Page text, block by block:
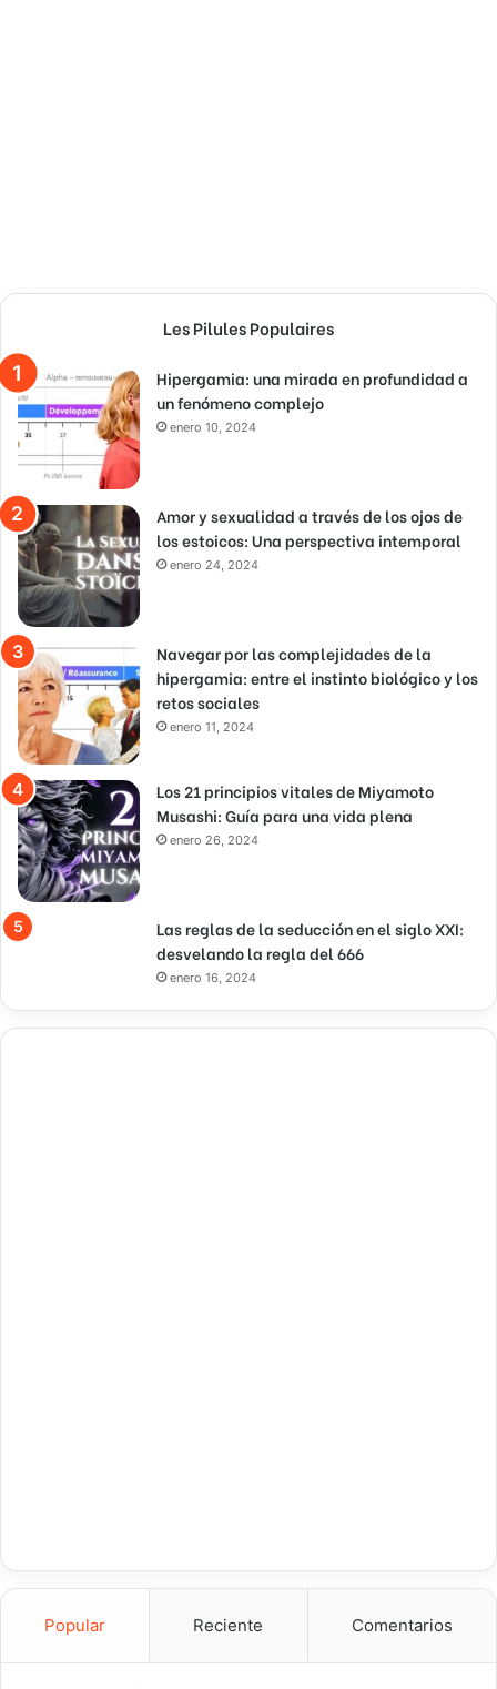
Les Pilules Populaires
Hipergamia: una mirada en profundidad a
un fenómeno complejo
enero 10, 2024
Amor y sexualidad a través de los ojos de
los estoicos: Una perspectiva intemporal
enero 24, 2024
Navegar por las complejidades de la
hipergamia: entre el instinto biológico y los
retos sociales
enero 11, 2024
Los 21 principios vitales de Miyamoto
Musashi: Guía para una vida plena
enero 26, 2024
Las reglas de la seducción en el siglo XXI:
desvelando la regla del 666
enero 16, 2024
Popular Reciente Comentarios